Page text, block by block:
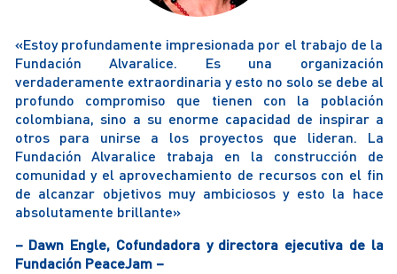
«Estoy profundamente impresionada por el trabajo de la
Fundación Alvaralice. Es una organización
verdaderamente extraordinaria y esto no solo se debe al
profundo compromiso que tienen con la población
colombiana, sino a su enorme capacidad de inspirar a
otros para unirse a los proyectos que lideran. La
Fundación Alvaralice trabaja en la construcción de
comunidad y el aprovechamiento de recursos con el fin
de alcanzar objetivos muy ambiciosos y esto la hace
absolutamente brillante»
– Dawn Engle, Cofundadora y directora ejecutiva de la
Fundación PeaceJam –